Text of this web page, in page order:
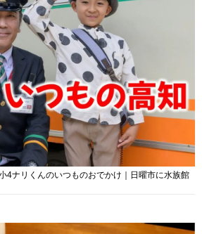
4ナリくんのいつものおでかけ｜日曜市に水族館